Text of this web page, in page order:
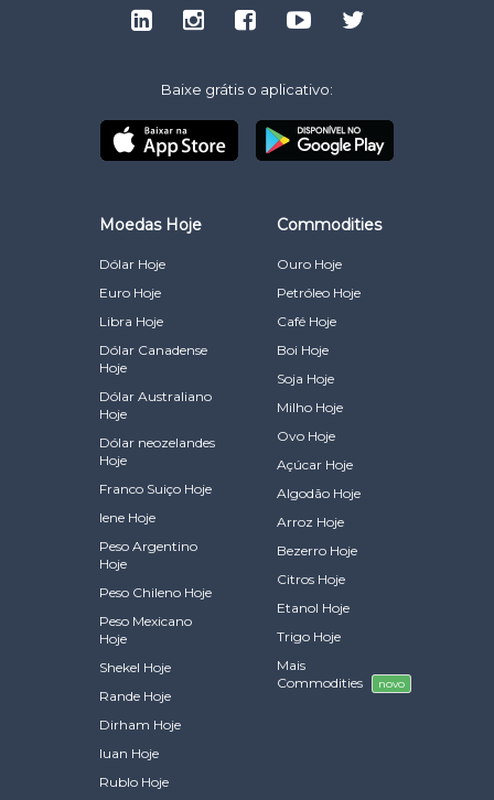
Baixe grátis o aplicativo:
Moedas Hoje
Dólar Hoje
Euro Hoje
Libra Hoje
Dólar Canadense
Hoje
Dólar Australiano
Hoje
Dólar neozelandes
Hoje
Franco Suiço Hoje
Iene Hoje
Peso Argentino
Hoje
Peso Chileno Hoje
Peso Mexicano
Hoje
Shekel Hoje
Rande Hoje
Dirham Hoje
Iuan Hoje
Rublo Hoje
Commodities
Ouro Hoje
Petróleo Hoje
Café Hoje
Boi Hoje
Soja Hoje
Milho Hoje
Ovo Hoje
Açúcar Hoje
Algodão Hoje
Arroz Hoje
Bezerro Hoje
Citros Hoje
Etanol Hoje
Trigo Hoje
Mais
Commodities
novo